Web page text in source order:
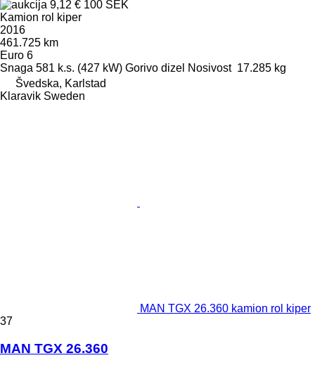
9,12 € 100 SEK
Kamion rol kiper
2016
461.725 km
Euro 6
Snaga 581 k.s. (427 kW) Gorivo dizel Nosivost 17.285 kg
Švedska, Karlstad
Klaravik Sweden
MAN TGX 26.360 kamion rol kiper
37
MAN TGX 26.360